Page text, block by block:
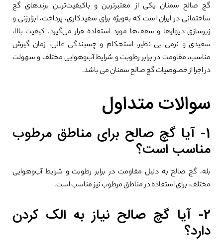
گچ صالح سمنان یکی از معتبرترین و باکیفیت‌ترین برندهای گچ
ساختمانی در ایران است که به‌ویژه برای سفیدکاری، پرداخت، ابزارزنی و
زیرسازی دیوارها و سقف‌ها مورد استفاده قرار می‌گیرد. کیفیت بالا،
سفیدی و نرمی بی نظیر، استحکام و چسبندگی عالی، زمان گیرش
مناسب، مقاومت در برابر رطوبت و شرایط آب‌وهوایی مختلف و سهولت
در اجرا از خصوصیات گچ صالح سمنان می باشد.
سوالات متداول
1- آیا گچ صالح برای مناطق مرطوب
مناسب است؟
بله، گچ صالح به دلیل مقاومت در برابر رطوبت و شرایط آب‌وهوایی
مختلف، برای استفاده در مناطق مرطوب نیز مناسب است.
2- آیا گچ صالح نیاز به الک کردن
دارد؟